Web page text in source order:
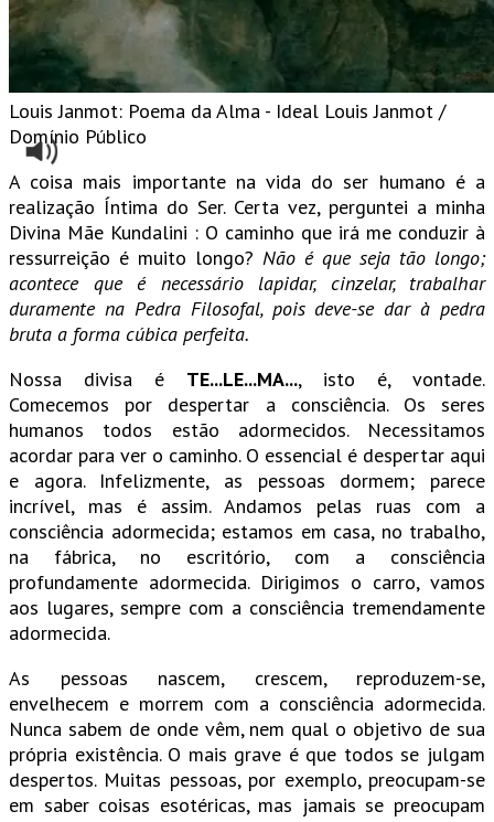
Louis Janmot: Poema da Alma - Ideal Louis Janmot /
Domínio Público
A coisa mais importante na vida do ser humano é a
realização Íntima do Ser. Certa vez, perguntei a minha
Divina Mãe Kundalini : O caminho que irá me conduzir à
ressurreição é muito longo? Não é que seja tão longo;
acontece que é necessário lapidar, cinzelar, trabalhar
duramente na Pedra Filosofal, pois deve-se dar à pedra
bruta a forma cúbica perfeita.
Nossa divisa é TE...LE...MA..., isto é, vontade.
Comecemos por despertar a consciência. Os seres
humanos todos estão adormecidos. Necessitamos
acordar para ver o caminho. O essencial é despertar aqui
e agora. Infelizmente, as pessoas dormem; parece
incrível, mas é assim. Andamos pelas ruas com a
consciência adormecida; estamos em casa, no trabalho,
na fábrica, no escritório, com a consciência
profundamente adormecida. Dirigimos o carro, vamos
aos lugares, sempre com a consciência tremendamente
adormecida.
As pessoas nascem, crescem, reproduzem-se,
envelhecem e morrem com a consciência adormecida.
Nunca sabem de onde vêm, nem qual o objetivo de sua
própria existência. O mais grave é que todos se julgam
despertos. Muitas pessoas, por exemplo, preocupam-se
em saber coisas esotéricas, mas jamais se preocupam